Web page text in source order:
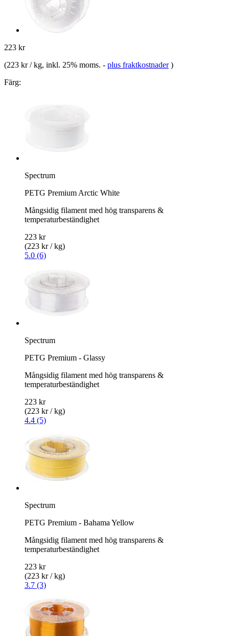
223 kr
(223 kr / kg, inkl. 25% moms. - plus fraktkostnader )
Färg:
Spectrum
PETG Premium Arctic White
Mångsidig filament med hög transparens &
temperaturbeständighet
223 kr
(223 kr / kg)
5.0 (6)
Spectrum
PETG Premium - Glassy
Mångsidig filament med hög transparens &
temperaturbeständighet
223 kr
(223 kr / kg)
4.4 (5)
Spectrum
PETG Premium - Bahama Yellow
Mångsidig filament med hög transparens &
temperaturbeständighet
223 kr
(223 kr / kg)
3.7 (3)